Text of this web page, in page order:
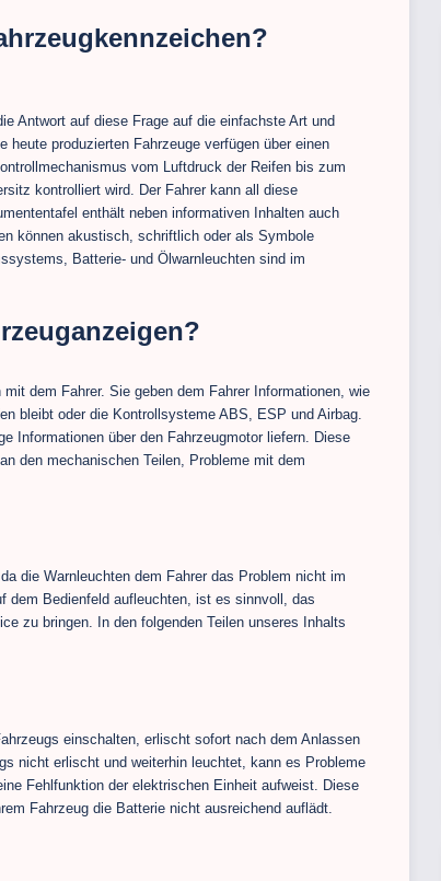
Antwort auf diese Frage auf die einfachste Art und
produzierten Fahrzeuge verfügen über einen
vom Luftdruck der Reifen bis zum
kontrolliert wird. Der Fahrer kann all diese
enthält neben informativen Inhalten auch
können akustisch, schriftlich oder als Symbole
Batterie- und Ölwarnleuchten sind im
dem Fahrer. Sie geben dem Fahrer Informationen, wie
bleibt oder die Kontrollsysteme ABS, ESP und Airbag.
Informationen über den Fahrzeugmotor liefern. Diese
den mechanischen Teilen, Probleme mit dem
die Warnleuchten dem Fahrer das Problem nicht im
dem Bedienfeld aufleuchten, ist es sinnvoll, das
zu bringen. In den folgenden Teilen unseres Inhalts
einschalten, erlischt sofort nach dem Anlassen
nicht erlischt und weiterhin leuchtet, kann es Probleme
Fehlfunktion der elektrischen Einheit aufweist. Diese
Fahrzeug die Batterie nicht ausreichend auflädt.